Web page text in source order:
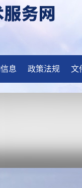
息 政策法规 文